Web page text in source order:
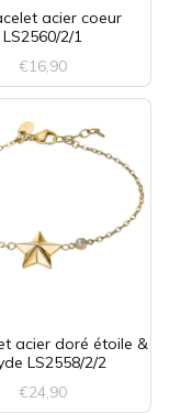
acier coeur
LS2560/2/1
€16,90
acier doré étoile &
LS2558/2/2
€24,90